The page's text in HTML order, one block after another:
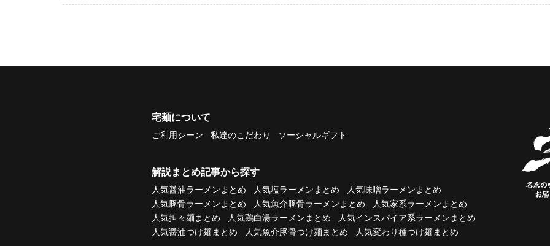
宅麺について
ご利用シーン 私達のこだわり ソーシャルギフト
解説まとめ記事から探す
人気醤油ラーメンまとめ 人気塩ラーメンまとめ
人気味噌ラーメンまとめ
人気豚骨ラーメンまとめ
人気魚介豚骨ラーメンまとめ
人気家系ラーメンまとめ
人気担々麺まとめ
人気鶏白湯ラーメンまとめ
人気インスパイア系ラーメンまとめ
人気醤油つけ麺まとめ
人気魚介豚骨つけ麺まとめ 人気変わり種つけ麺まとめ